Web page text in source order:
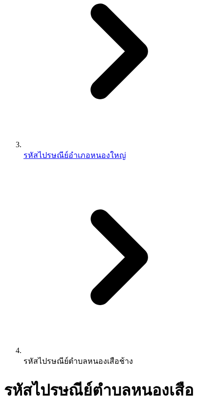
รหัสไปรษณีย์อำเภอหนองใหญ่
รหัสไปรษณีย์ตำบลหนองเสือช้าง
รหัสไปรษณีย์ตำบลหนองเสือ